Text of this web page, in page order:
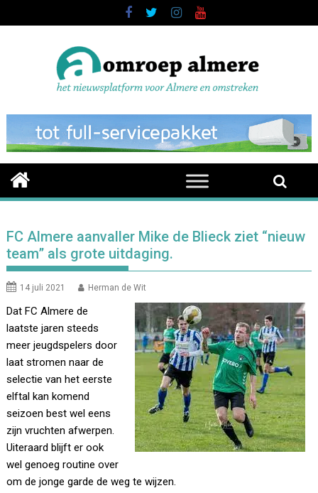
to
FC Almere aanvaller Mike de Blieck ziet “nieuw
team” als grote uitdaging.
14 juli 2021 Herman de Wit
Dat FC Almere de
laatste jaren steeds
meer jeugdspelers door
laat stromen naar de
selectie van het eerste
elftal kan komend
seizoen best wel eens
zijn vruchten afwerpen.
Uiteraard blijft er ook
wel genoeg routine over
om de jonge garde de weg te wijzen.